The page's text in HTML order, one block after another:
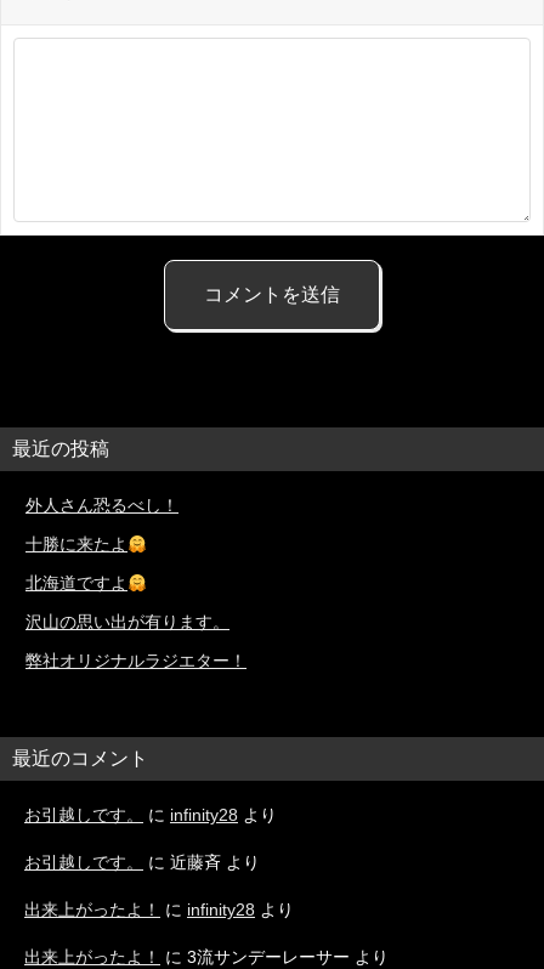
最近の投稿
外人さん恐るべし！
十勝に来たよ
北海道ですよ
沢山の思い出が有ります。
弊社オリジナルラジエター！
最近のコメント
お引越しです。 に infinity28 より
お引越しです。 に 近藤斉 より
出来上がったよ！ に infinity28 より
出来上がったよ！ に 3流サンデーレーサー より